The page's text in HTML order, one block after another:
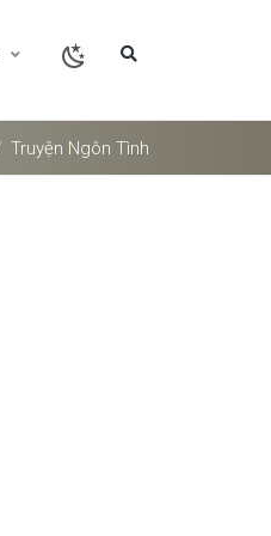
Truyện Ngôn Tình